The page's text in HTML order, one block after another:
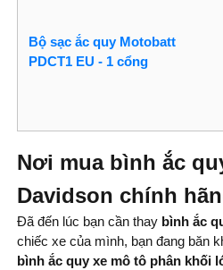
Bộ sạc ắc quy Motobatt
PDCT1 EU - 1 cổng
Nơi mua bình ắc
Davidson chính
Đã đến lúc bạn cần thay bình ắc
chiếc xe của mình, bạn đang băn
bình ắc quy xe mô tô phân khối